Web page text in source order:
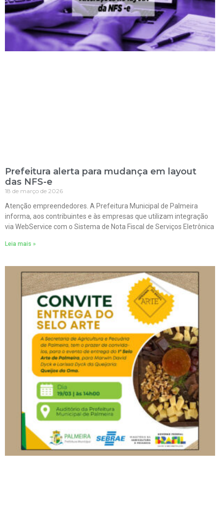
Prefeitura alerta para mudança em layout
das NFS-e
18 de março de 2026
Atenção empreendedores. A Prefeitura Municipal de Palmeira
informa, aos contribuintes e às empresas que utilizam integração
via WebService com o Sistema de Nota Fiscal de Serviços Eletrônica
Leia mais »